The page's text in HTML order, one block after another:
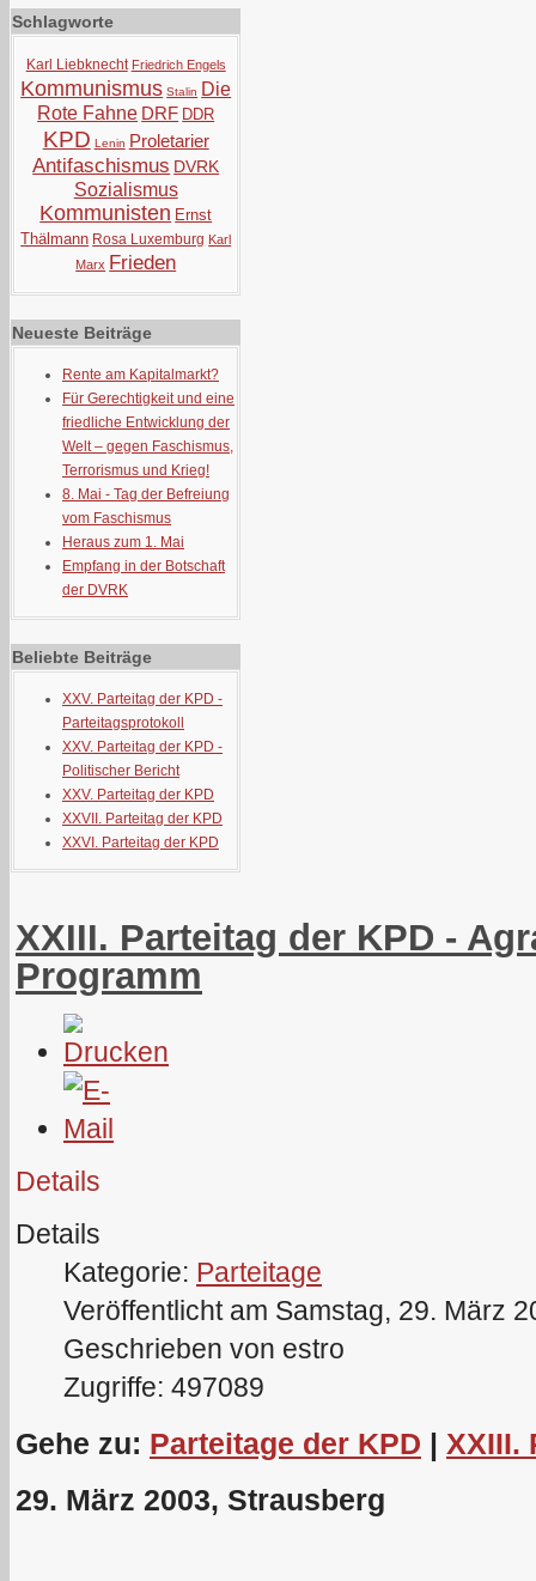
Schlagworte
Karl Liebknecht Friedrich Engels
Kommunismus Stalin Die
Rote Fahne DRF DDR
KPD Lenin Proletarier
Antifaschismus DVRK
Sozialismus
Kommunisten Ernst
Thälmann Rosa Luxemburg Karl
Marx Frieden
Neueste Beiträge
Rente am Kapitalmarkt?
Für Gerechtigkeit und eine
friedliche Entwicklung der
Welt – gegen Faschismus,
Terrorismus und Krieg!
8. Mai - Tag der Befreiung
vom Faschismus
Heraus zum 1. Mai
Empfang in der Botschaft
der DVRK
Beliebte Beiträge
XXV. Parteitag der KPD -
Parteitagsprotokoll
XXV. Parteitag der KPD -
Politischer Bericht
XXV. Parteitag der KPD
XXVII. Parteitag der KPD
XXVI. Parteitag der KPD
XXIII. Parteitag der KPD -
Programm
Details
Details
Kategorie: Parteitage
Veröffentlicht am Samstag, 29. März
Geschrieben von estro
Zugriffe: 497089
Gehe zu: Parteitage der KPD | XXIII.
29. März 2003, Strausberg